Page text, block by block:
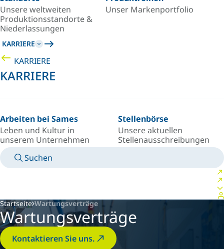
Unsere weltweiten
Produktionsstandorte &
Niederlassungen
Unser Markenportfolio
KARRIERE
KARRIERE
KARRIERE
Arbeiten bei Sames
Leben und Kultur in
unserem Unternehmen
Stellenbörse
Unsere aktuellen
Stellenausschreibungen
Suchen
Startseite Wartungsverträge
Wartungsverträge
Kontaktieren Sie uns.